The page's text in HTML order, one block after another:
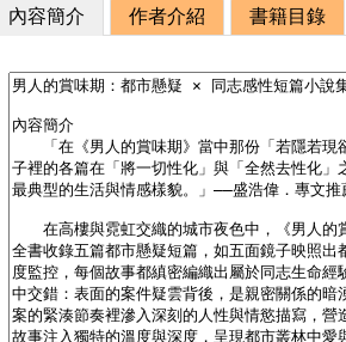
內容簡介 作者介紹 書籍目錄